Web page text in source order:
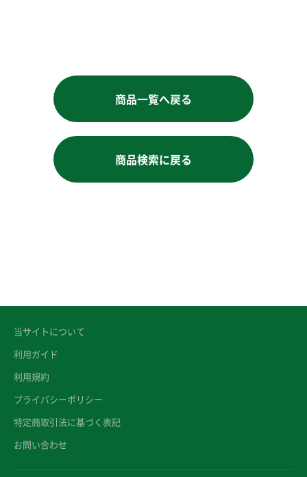
商品一覧へ戻る
商品検索に戻る
当サイトについて
利用ガイド
利用規約
プライバシーポリシー
特定商取引法に基づく表記
お問い合わせ